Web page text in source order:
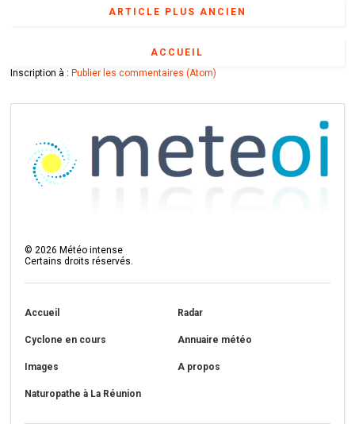
ARTICLE PLUS ANCIEN
ACCUEIL
Inscription à :Publier les commentaires (Atom)
©2026 Météo intense
Certains droits réservés.
Accueil Radar
Cyclone en cours Annuaire météo
Images A propos
Naturopathe à La Réunion